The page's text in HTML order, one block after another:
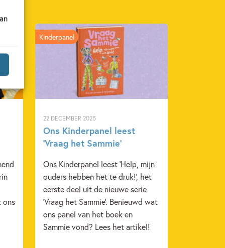
ons
22 DECEMBER 2025
Ons Kinderpanel leest
‘Vraag het Sammie’
Ons Kinderpanel leest 'Help, mijn
ouders hebben het te druk!', het
eerste deel uit de nieuwe serie
'Vraag het Sammie'. Benieuwd wat
ons panel van het boek en
Sammie vond? Lees het artikel!
Kinderpanel